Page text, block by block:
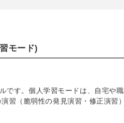
モード)
です。個人学習モードは、自宅や
習（脆弱性の発見演習・修正演習